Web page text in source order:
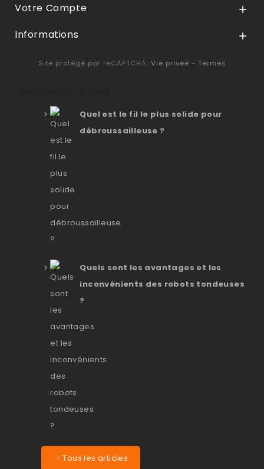
Votre Compte 
Informations 
Site protégé par reCAPTCHA. Vie privée - Termes
Quel est le fil le plus solide pour
débroussailleuse ?
Quels sont les avantages et les
inconvénients des robots tondeuses
?
Tous les articles